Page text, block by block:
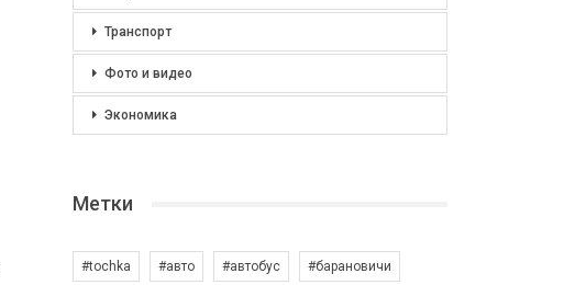
Транспорт
Фото и видео
Экономика
Метки
#tochka #авто #автобус #барановичи